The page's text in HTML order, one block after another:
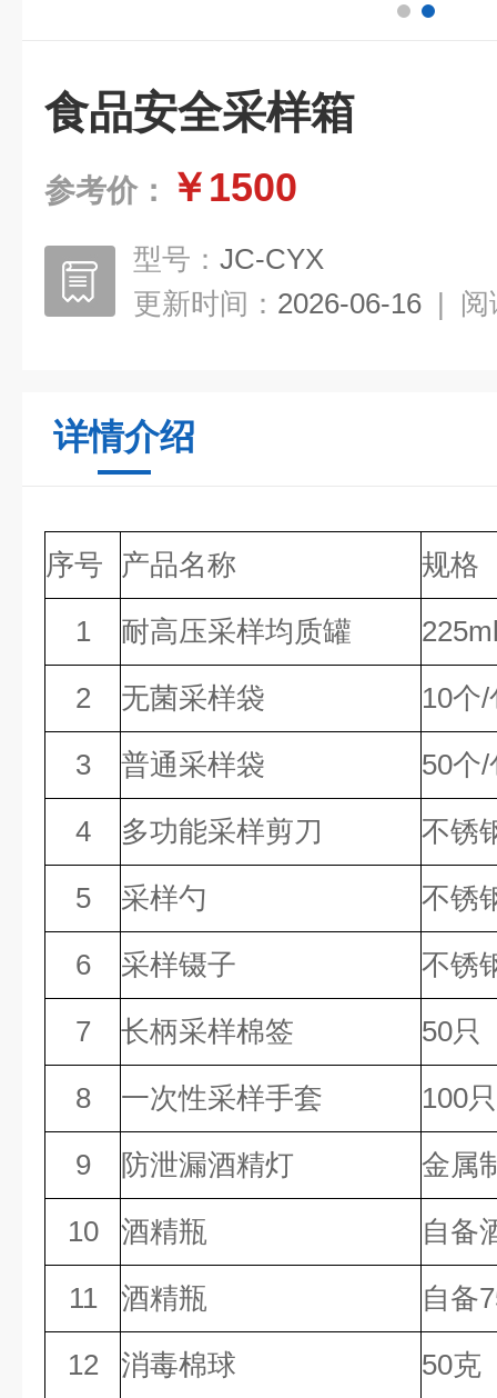
食品安全采样箱
参考价： ￥1500
型号： JC-CYX
更新时间： 2026-06-16 | 阅
详情介绍
序号 产品名称
规格
1
耐高压采样均质罐
2
无菌采样袋
10个/
3
普通采样袋
50个/
4
多功能采样剪刀
不锈
5
采样勺
不锈
6
采样镊子
不锈
7
长柄采样棉签
50只
8
一次性采样手套
100只
9
防泄漏酒精灯
金属
10
酒精瓶
自备
11
酒精瓶
自备
12
消毒棉球 50克